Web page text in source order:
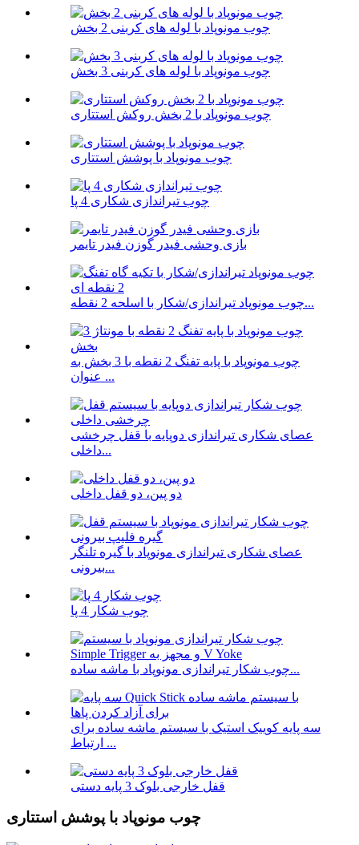
چوب مونوپاد با لوله های کربنی 2 بخش
چوب مونوپاد با لوله های کربنی 3 بخش
چوب مونوپاد با 2 بخش روکش استتاری
چوب مونوپاد با پوشش استتاری
چوب تیراندازی شکاری 4 پا
بازی وحشی فیدر گوزن فیدر تایمر
چوب مونوپاد تیراندازی/شکار با اسلحه 2 نقطه...
چوب مونوپاد با پایه تفنگ 2 نقطه با 3 بخش به
عنوان ...
عصای شکاری تیراندازی دوپایه با قفل چرخشی
داخلی...
دو پین، دو قفل داخلی
عصای شکاری تیراندازی مونوپاد با گیره تلنگر
بیرونی...
چوب شکار 4 پا
چوب شکار تیراندازی مونوپاد با ماشه ساده...
سه پایه کوییک استیک با سیستم ماشه ساده برای
ارتباط ...
قفل خارجی بلوک 3 پایه دستی
چوب مونوپاد با پوشش استتاری